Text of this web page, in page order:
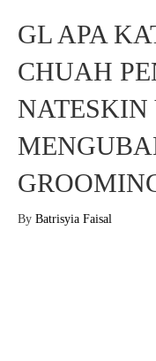
GL APA
CHUAH
NATESKIN
By Batrisyia Faisal